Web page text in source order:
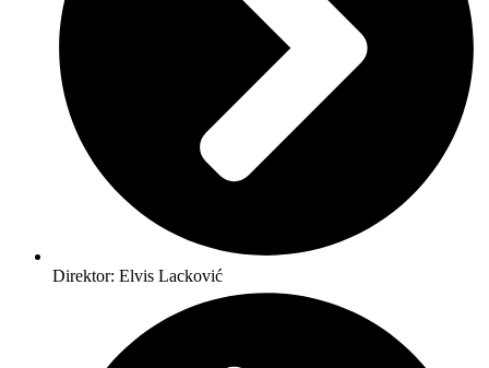
Direktor: Elvis Lacković